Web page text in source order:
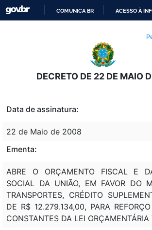
O
CONTEÚDO
COMUNICA BR ACESSO À
DECRETO DE 22 DE MAIO
Data de assinatura:
22 de Maio de 2008
Ementa:
ABRE O ORÇAMENTO FISCAL E
SOCIAL DA UNIÃO, EM FAVOR DO
TRANSPORTES, CRÉDITO
DE R$ 12.279.134,00, PARA
CONSTANTES DA LEI ORÇAMENTÁRIA